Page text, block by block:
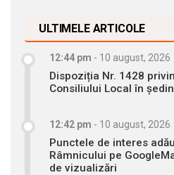
ULTIMELE ARTICOLE
12:44 pm - 10 august, 2026
Dispoziția Nr. 1428
Consiliului Local în
12:42 pm - 10 august, 2026
Punctele de interes
Râmnicului pe
de vizualizări